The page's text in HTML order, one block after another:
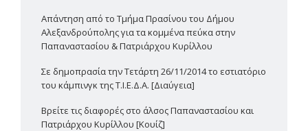
Απάντηση από το Τμήμα Πρασίνου του Δήμου
Αλεξανδρούπολης για τα κομμένα πεύκα στην
Παπαναστασίου & Πατριάρχου Κυρίλλου
Σε δημοπρασία την Τετάρτη 26/11/2014 το εστιατόριο
του κάμπινγκ της Τ.Ι.Ε.Δ.Α. [Διαύγεια]
Βρείτε τις διαφορές στο άλσος Παπαναστασίου και
Πατριάρχου Κυρίλλου [Κουίζ]